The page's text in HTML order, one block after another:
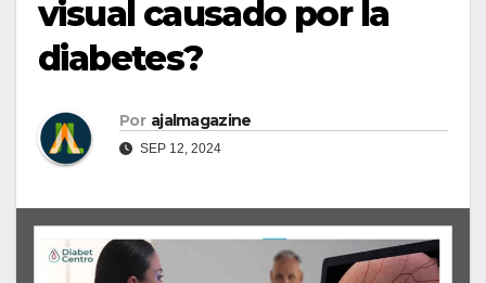
visual causado por la
diabetes?
Por ajalmagazine
SEP 12, 2024